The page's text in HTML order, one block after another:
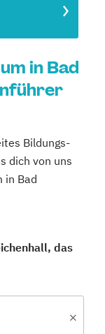
in Bad
Bildungs-
dich von uns
in Bad
das